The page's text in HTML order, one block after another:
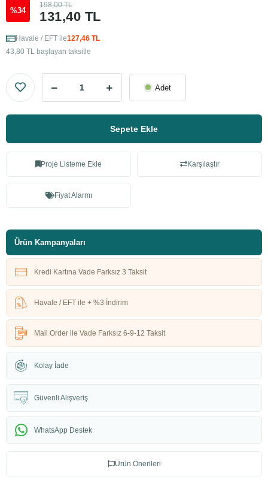
%34 131,40 TL
198,00 TL
Havale / EFT ile127,46 TL
43,80 TL başlayan taksitle
Adet
Sepete Ekle
Proje Listeme Ekle Karşılaştır
Fiyat Alarmı
Ürün Kampanyaları
Kredi Kartına Vade Farksız 3 Taksit
Havale / EFT ile + %3 İndirim
Mail Order ile Vade Farksız 6-9-12 Taksit
Kolay İade
Güvenli Alışveriş
WhatsApp Destek
Ürün Önerileri